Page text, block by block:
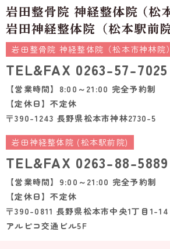
岩田整骨院 神経整体院（松本市神林院）
TEL&FAX 0263-57-7025
【営業時間】8:00～21:00 完全予約制
【定休日】不定休
〒390-1243 長野県松本市神林2730-5
岩田神経整体院 (松本駅前院)
TEL&FAX 0263-88-5889
【営業時間】9:00～21:00 完全予約制
【定休日】不定休
〒390-0811 長野県松本市中央1丁目1-14
アルピコ交通ビル5F